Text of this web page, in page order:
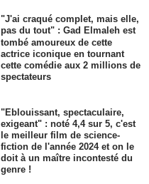
"J'ai craqué complet, mais elle,
pas du tout" : Gad Elmaleh est
tombé amoureux de cette
actrice iconique en tournant
cette comédie aux 2 millions de
spectateurs
"Eblouissant, spectaculaire,
exigeant" : noté 4,4 sur 5, c'est
le meilleur film de science-
fiction de l'année 2024 et on le
doit à un maître incontesté du
genre !